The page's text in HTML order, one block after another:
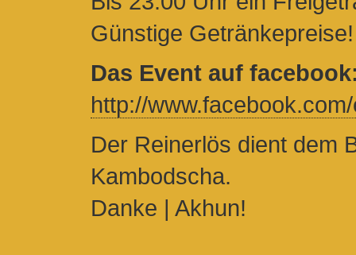
Günstige Getränkepreise!
Das Event auf
http://
Der Reinerlös dient dem
Kambodscha.
Danke | Akhun!